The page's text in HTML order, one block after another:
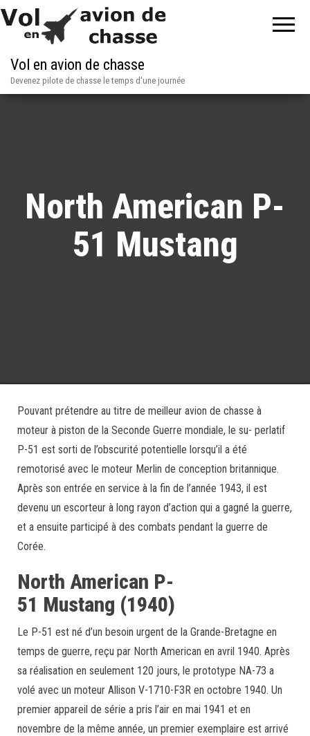
Vol en avion de chasse
Devenez pilote de chasse le temps d'une journée
North American P-
51 Mustang
Pouvant prétendre au titre de meilleur avion de chasse à
moteur à piston de la Seconde Guerre mondiale, le su- perlatif
P-51 est sorti de l’obscurité potentielle lorsqu’il a été
remotorisé avec le moteur Merlin de conception britannique.
Après son entrée en service à la fin de l’année 1943, il est
devenu un escorteur à long rayon d’action qui a gagné la guerre,
et a ensuite participé à des combats pendant la guerre de
Corée.
North American P-
51 Mustang (1940)
Le P-51 est né d’un besoin urgent de la Grande-Bretagne en
temps de guerre, reçu par North American en avril 1940. Après
sa réalisation en seulement 120 jours, le prototype NA-73 a
volé avec un moteur Allison V-1710-F3R en octobre 1940. Un
premier appareil de série a pris l’air en mai 1941 et en
novembre de la même année, un premier exemplaire est arrivé